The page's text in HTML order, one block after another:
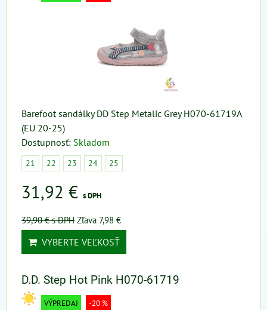
Barefoot sandálky DD Step Metalic Grey H070-61719A
(EU 20-25)
Dostupnosť: Skladom
21 22 23 24 25
31,92 € s DPH
39,90 €s DPH Zľava 7,98 €
VYBERTE VEĽKOSŤ
D.D. Step Hot Pink H070-61719
VÝPREDAJ -20 %